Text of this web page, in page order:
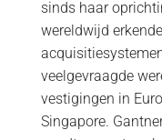
sinds haar
wereldwijd
veelgevraagde
vestigingen in
Singapore.